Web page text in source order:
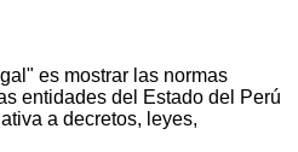
es mostrar las normas
entidades del Estado del Perú
a decretos, leyes,